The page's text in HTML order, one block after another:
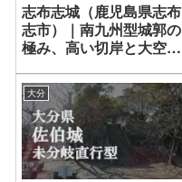
志布志城（鹿児島県志布
志市）｜南九州型城郭の
極み、高い切岸と大空堀
大分